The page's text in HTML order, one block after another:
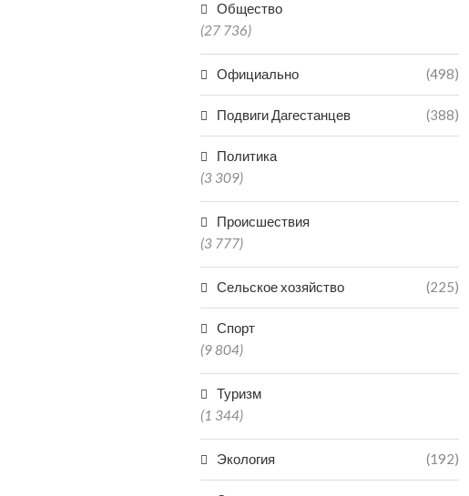
БОЛЕЕ 300 ЭКСПОНАТОВ:
СЕРДЦЕ ЧУВАШИ
Общество
(27 736)
Официально (498)
Подвиги Дагестанцев (388)
Политика
(3 309)
Происшествия
(3 777)
Сельское хозяйство (225)
Спорт
(9 804)
Туризм
(1 344)
Экология (192)